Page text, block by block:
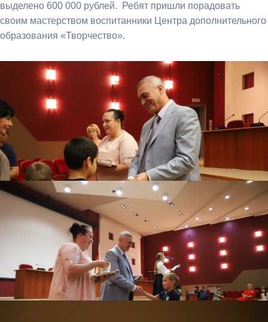
выделено 600 000 рублей. Ребят пришли порадовать
своим мастерством воспитанники Центра дополнительного
образования «Творчество».